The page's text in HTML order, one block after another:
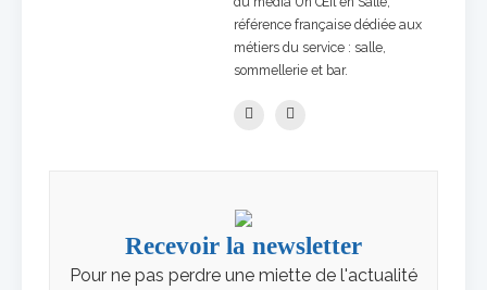
référence française dédiée aux
métiers du service : salle,
sommellerie et bar.
Recevoir la newsletter
Pour ne pas perdre une miette de l'actualité